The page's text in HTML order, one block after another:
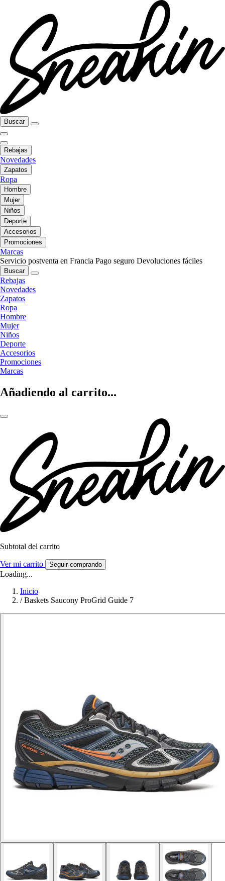
Buscar
Rebajas
Novedades
Zapatos
Ropa
Hombre
Mujer
Niños
Deporte
Accesorios
Promociones
Marcas
Servicio postventa en Francia Pago seguro Devoluciones fáciles
Buscar
Rebajas
Novedades
Zapatos
Ropa
Hombre
Mujer
Niños
Deporte
Accesorios
Promociones
Marcas
Añadiendo al carrito...
Subtotal del carrito
Ver mi carrito Seguir comprando
Loading...
Inicio
/ Baskets Saucony ProGrid Guide 7